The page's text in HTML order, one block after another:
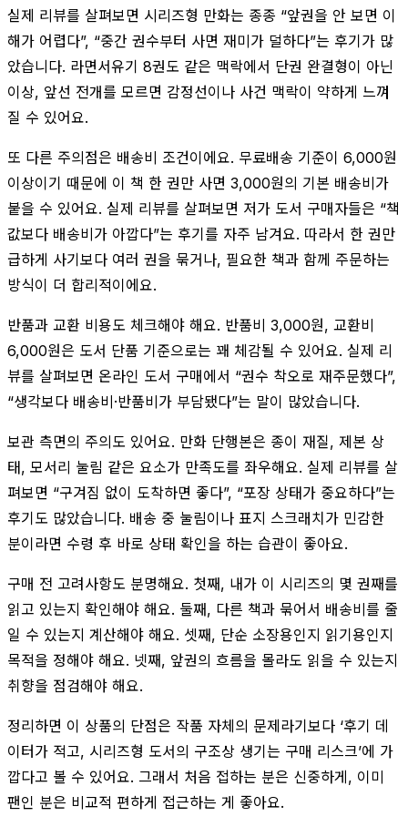
실제 리뷰를 살펴보면 시리즈형 만화는 종종 “앞권을 안 보면 이
해가 어렵다”, “중간 권수부터 사면 재미가 덜하다”는 후기가 많
았습니다. 라면서유기 8권도 같은 맥락에서 단권 완결형이 아닌
이상, 앞선 전개를 모르면 감정선이나 사건 맥락이 약하게 느껴
질 수 있어요.
또 다른 주의점은 배송비 조건이에요. 무료배송 기준이 6,000원
이상이기 때문에 이 책 한 권만 사면 3,000원의 기본 배송비가
붙을 수 있어요. 실제 리뷰를 살펴보면 저가 도서 구매자들은 “책
값보다 배송비가 아깝다”는 후기를 자주 남겨요. 따라서 한 권만
급하게 사기보다 여러 권을 묶거나, 필요한 책과 함께 주문하는
방식이 더 합리적이에요.
반품과 교환 비용도 체크해야 해요. 반품비 3,000원, 교환비
6,000원은 도서 단품 기준으로는 꽤 체감될 수 있어요. 실제 리
뷰를 살펴보면 온라인 도서 구매에서 “권수 착오로 재주문했다”,
“생각보다 배송비·반품비가 부담됐다”는 말이 많았습니다.
보관 측면의 주의도 있어요. 만화 단행본은 종이 재질, 제본 상
태, 모서리 눌림 같은 요소가 만족도를 좌우해요. 실제 리뷰를 살
펴보면 “구겨짐 없이 도착하면 좋다”, “포장 상태가 중요하다”는
후기도 많았습니다. 배송 중 눌림이나 표지 스크래치가 민감한
분이라면 수령 후 바로 상태 확인을 하는 습관이 좋아요.
구매 전 고려사항도 분명해요. 첫째, 내가 이 시리즈의 몇 권째를
읽고 있는지 확인해야 해요. 둘째, 다른 책과 묶어서 배송비를 줄
일 수 있는지 계산해야 해요. 셋째, 단순 소장용인지 읽기용인지
목적을 정해야 해요. 넷째, 앞권의 흐름을 몰라도 읽을 수 있는지
취향을 점검해야 해요.
정리하면 이 상품의 단점은 작품 자체의 문제라기보다 ‘후기 데
이터가 적고, 시리즈형 도서의 구조상 생기는 구매 리스크’에 가
깝다고 볼 수 있어요. 그래서 처음 접하는 분은 신중하게, 이미
팬인 분은 비교적 편하게 접근하는 게 좋아요.